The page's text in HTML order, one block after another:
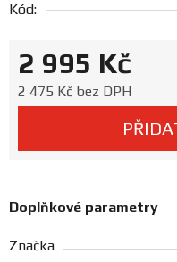
Blog
Ceníky
a
katalogy
Kód:
2 995 Kč
2 475 Kč bez DPH
Doplňkové parametry
Značka